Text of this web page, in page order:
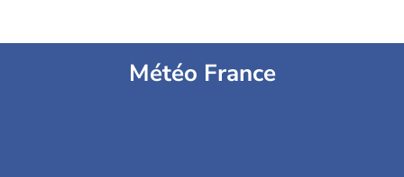
Météo France